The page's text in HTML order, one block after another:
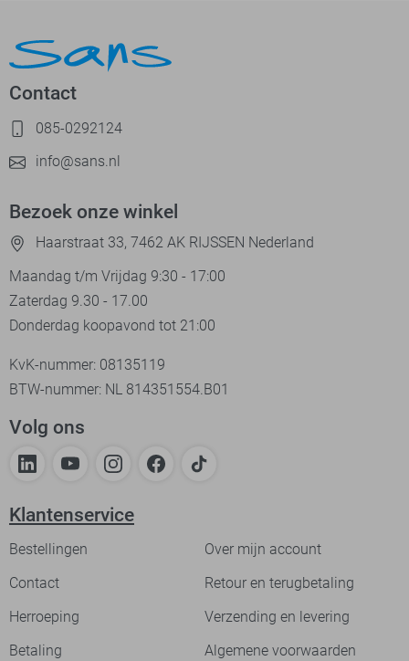
Contact
085-0292124
info@sans.nl
Bezoek onze winkel
Haarstraat 33, 7462 AK RIJSSEN Nederland
Maandag t/m Vrijdag 9:30 - 17:00
Zaterdag 9.30 - 17.00
Donderdag koopavond tot 21:00
KvK-nummer: 08135119
BTW-nummer: NL 814351554.B01
Volg ons
Klantenservice
Bestellingen
Over mijn account
Contact
Retour en terugbetaling
Herroeping
Verzending en levering
Betaling
Algemene voorwaarden